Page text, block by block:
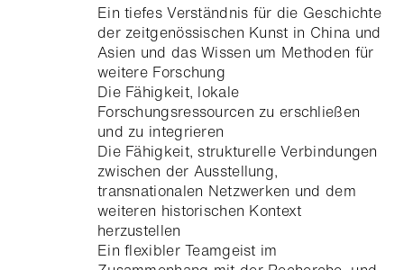
Ein tiefes Verständnis für die Geschichte
der zeitgenössischen Kunst in China und
Asien und das Wissen um Methoden für
weitere Forschung
Die Fähigkeit, lokale
Forschungsressourcen zu erschließen
und zu integrieren
Die Fähigkeit, strukturelle Verbindungen
zwischen der Ausstellung,
transnationalen Netzwerken und dem
weiteren historischen Kontext
herzustellen
Ein flexibler Teamgeist im